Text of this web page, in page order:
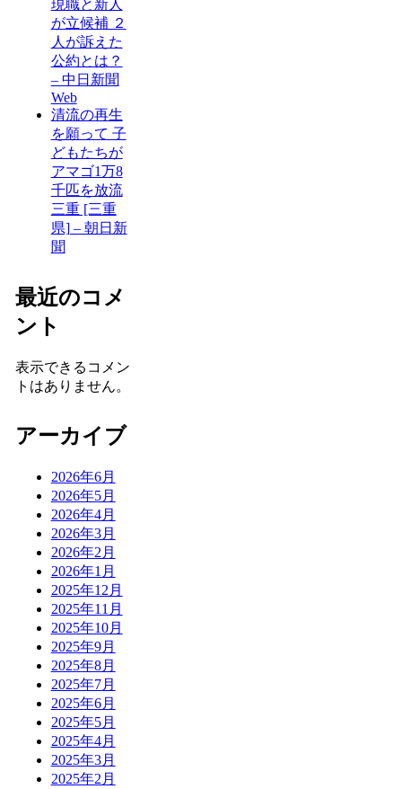
現職と新人
が立候補 ２
人が訴えた
公約とは？
– 中日新聞
Web
清流の再生
を願って 子
どもたちが
アマゴ1万8
千匹を放流
三重 [三重
県] – 朝日新
聞
最近のコメ
ント
表示できるコメン
トはありません。
アーカイブ
2026年6月
2026年5月
2026年4月
2026年3月
2026年2月
2026年1月
2025年12月
2025年11月
2025年10月
2025年9月
2025年8月
2025年7月
2025年6月
2025年5月
2025年4月
2025年3月
2025年2月